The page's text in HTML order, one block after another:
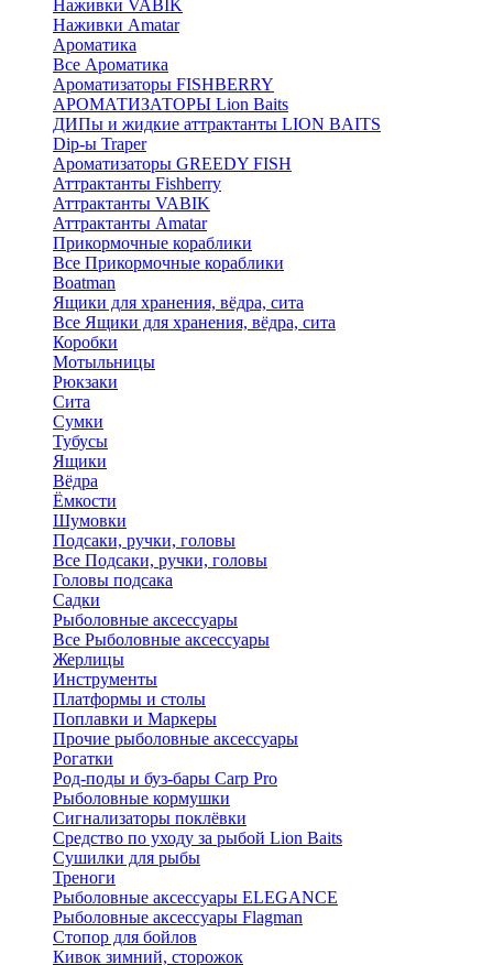
Наживки VABIK
Наживки Amatar
Ароматика
Все Ароматика
Ароматизаторы FISHBERRY
АРОМАТИЗАТОРЫ Lion Baits
ДИПы и жидкие аттрактанты LION BAITS
Dip-ы Traper
Ароматизаторы GREEDY FISH
Аттрактанты Fishberry
Аттрактанты VABIK
Аттрактанты Amatar
Прикормочные кораблики
Все Прикормочные кораблики
Boatman
Ящики для хранения, вёдра, сита
Все Ящики для хранения, вёдра, сита
Коробки
Мотыльницы
Рюкзаки
Сита
Сумки
Тубусы
Ящики
Вёдра
Ёмкости
Шумовки
Подсаки, ручки, головы
Все Подсаки, ручки, головы
Головы подсака
Садки
Рыболовные аксессуары
Все Рыболовные аксессуары
Жерлицы
Инструменты
Платформы и столы
Поплавки и Маркеры
Прочие рыболовные аксессуары
Рогатки
Род-поды и буз-бары Carp Pro
Рыболовные кормушки
Сигнализаторы поклёвки
Средство по уходу за рыбой Lion Baits
Сушилки для рыбы
Треноги
Рыболовные аксессуары ELEGANCE
Рыболовные аксессуары Flagman
Стопор для бойлов
Кивок зимний, сторожок